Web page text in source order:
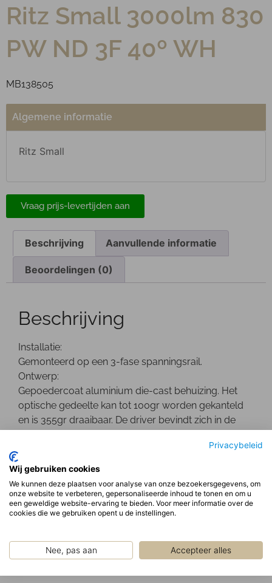
Privacybeleid
Wij gebruiken cookies
We kunnen deze plaatsen voor analyse van onze bezoekersgegevens, om
onze website te verbeteren, gepersonaliseerde inhoud te tonen en om u
een geweldige website-ervaring te bieden. Voor meer informatie over de
cookies die we gebruiken opent u de instellingen.
Nee, pas aan Accepteer alles
Ritz Small 3000lm 830
PW ND 3F 40º WH
MB138505
Algemene informatie
Ritz Small
Vraag prijs-levertijden aan
Beschrijving Aanvullende informatie
Beoordelingen (0)
Beschrijving
Installatie:
Gemonteerd op een 3-fase spanningsrail.
Ontwerp:
Gepoedercoat aluminium die-cast behuizing. Het
optische gedeelte kan tot 100gr worden gekanteld
en is 355gr draaibaar. De driver bevindt zich in de
Geanodiseerde aluminium facet reflector inclusief
POP Light B.V.